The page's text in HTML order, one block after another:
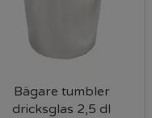
Bägare tumbler
dricksglas 2,5 dl